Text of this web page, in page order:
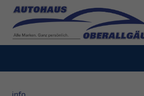
info